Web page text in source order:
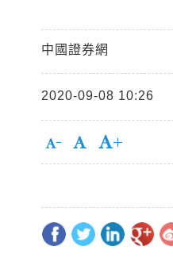
中國證券網
2020-09-08 10:26